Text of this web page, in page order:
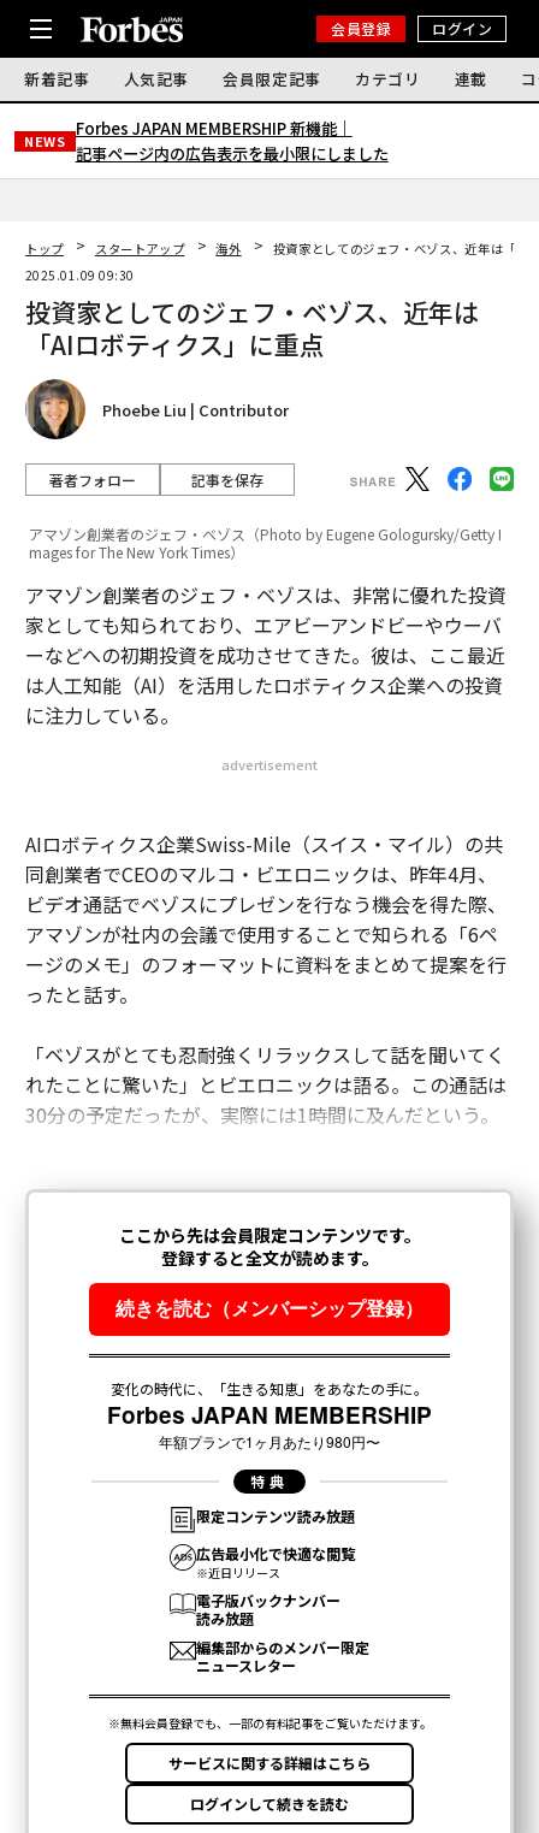
会員登録 ログイン
新着記事 人気記事 会員限定記事 カテゴリ 連載
NEWS
Forbes JAPAN MEMBERSHIP 新機能｜
記事ページ内の広告表示を最小限にしました
トップ スタートアップ 海外
投資家としてのジェフ・ベゾス、近年は「AI
2025.01.09 09:30
投資家としてのジェフ・ベゾス、近年は
「AIロボティクス」に重点
Phoebe Liu | Contributor
著者フォロー 記事を保存
アマゾン創業者のジェフ・ベゾス（Photo by Eugene Gologursky/Getty I
mages for The New York Times）
アマゾン創業者のジェフ・ベゾスは、非常に優れた投資
家としても知られており、エアビーアンドビーやウーバ
ーなどへの初期投資を成功させてきた。彼は、ここ最近
は人工知能（AI）を活用したロボティクス企業への投資
に注力している。
advertisement
AIロボティクス企業Swiss-Mile（スイス・マイル）の共
同創業者でCEOのマルコ・ビエロニックは、昨年4月、
ビデオ通話でベゾスにプレゼンを行なう機会を得た際、
アマゾンが社内の会議で使用することで知られる「6ペ
ージのメモ」のフォーマットに資料をまとめて提案を行
ったと話す。
「ベゾスがとても忍耐強くリラックスして話を聞いてく
れたことに驚いた」とビエロニックは語る。この通話は
30分の予定だったが、実際には1時間に及んだという。